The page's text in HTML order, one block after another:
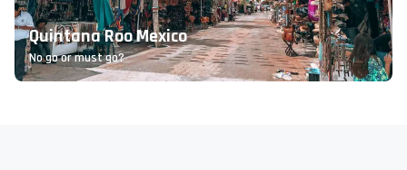
Quintana Roo Mexico
No go or must go?